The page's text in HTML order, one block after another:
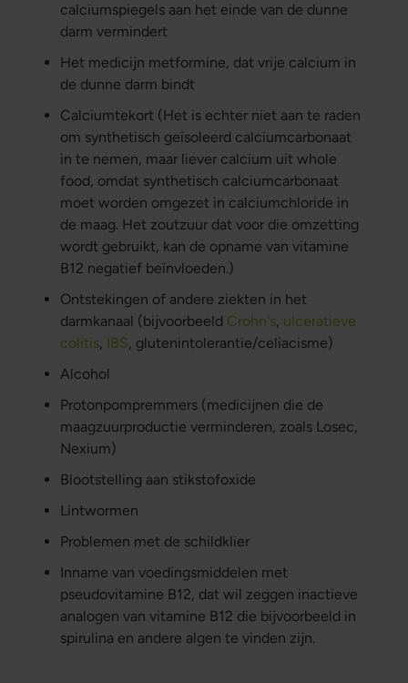
calciumspiegels aan het einde van de dunne
darm vermindert
Het medicijn metformine, dat vrije calcium in
de dunne darm bindt
Calciumtekort (Het is echter niet aan te raden
om synthetisch geïsoleerd calciumcarbonaat
in te nemen, maar liever calcium uit whole
food, omdat synthetisch calciumcarbonaat
moet worden omgezet in calciumchloride in
de maag. Het zoutzuur dat voor die omzetting
wordt gebruikt, kan de opname van vitamine
B12 negatief beïnvloeden.)
Ontstekingen of andere ziekten in het
darmkanaal (bijvoorbeeld Crohn's, ulceratieve
colitis, IBS, glutenintolerantie/celiacisme)
Alcohol
Protonpompremmers (medicijnen die de
maagzuurproductie verminderen, zoals Losec,
Nexium)
Blootstelling aan stikstofoxide
Lintwormen
Problemen met de schildklier
Inname van voedingsmiddelen met
pseudovitamine B12, dat wil zeggen inactieve
analogen van vitamine B12 die bijvoorbeeld in
spirulina en andere algen te vinden zijn.